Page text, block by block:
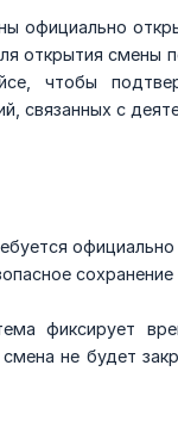
официально
открытия смены
чтобы
связанных с
фиксирует
не будет